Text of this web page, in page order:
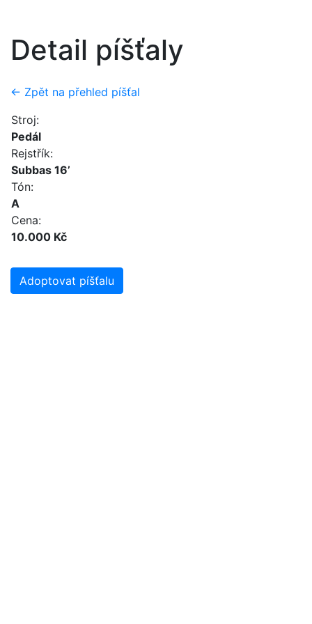
Detail píšťaly
← Zpět na přehled píšťal
Stroj:
Pedál
Rejstřík:
Subbas 16’
Tón:
A
Cena:
10.000 Kč
Adoptovat píšťalu